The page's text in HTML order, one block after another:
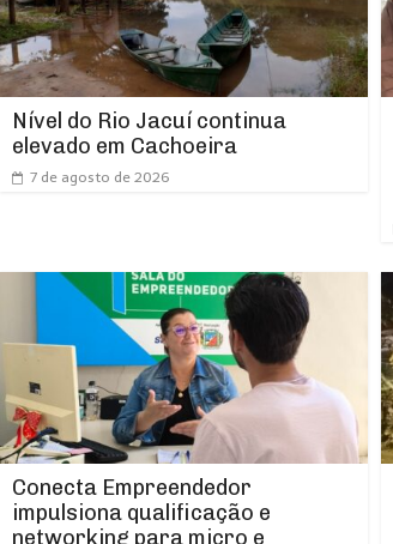
Nível do Rio Jacuí continua
elevado em Cachoeira
7 de agosto de 2026
Conecta Empreendedor
impulsiona qualificação e
networking para micro e